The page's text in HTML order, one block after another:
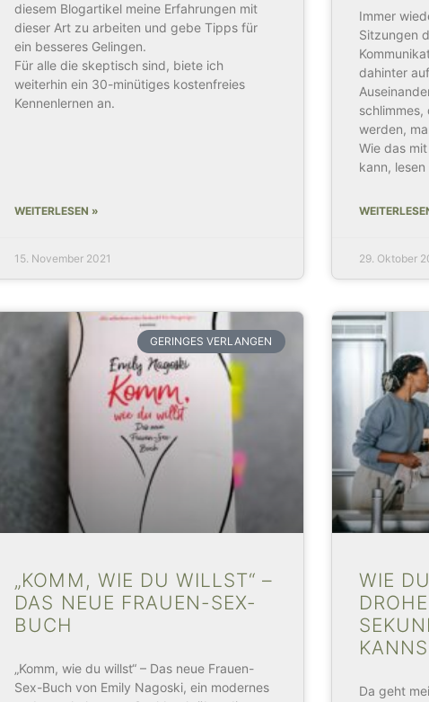
diesem Blogartikel meine Erfahrungen mit
dieser Art zu arbeiten und gebe Tipps für
ein besseres Gelingen.
Für alle die skeptisch sind, biete ich
weiterhin ein 30-minütiges kostenfreies
Kennenlernen an.
WEITERLESEN »
15. November 2021
Immer
Sitzungen
dahinter
schlimmes,
werden,
Wie das
kann, lesen
29. Oktober
GERINGES VERLANGEN
„KOMM, WIE DU WILLST“ –
DAS NEUE FRAUEN-SEX-
BUCH
„Komm, wie du willst“ – Das neue Frauen-
Sex-Buch von Emily Nagoski, ein modernes
WIE
Da geht